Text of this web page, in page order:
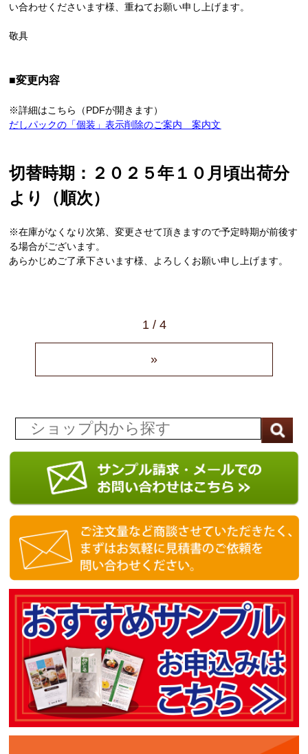
い合わせくださいます様、重ねてお願い申し上げます。
敬具
■変更内容
※詳細はこちら（PDFが開きます）
だしパックの「個装」表示削除のご案内案内文
切替時期：２０２５年１０月頃出荷分
より（順次）
※在庫がなくなり次第、変更させて頂きますので予定時期が前後す
る場合がございます。
あらかじめご了承下さいます様、よろしくお願い申し上げます。
1 / 4
»